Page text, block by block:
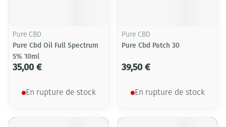
Pure CBD
Pure Cbd Oil Full Spectrum
5% 10ml
35,00 €
En rupture de stock
Pure CBD
Pure Cbd Patch 30
39,50 €
En rupture de stock